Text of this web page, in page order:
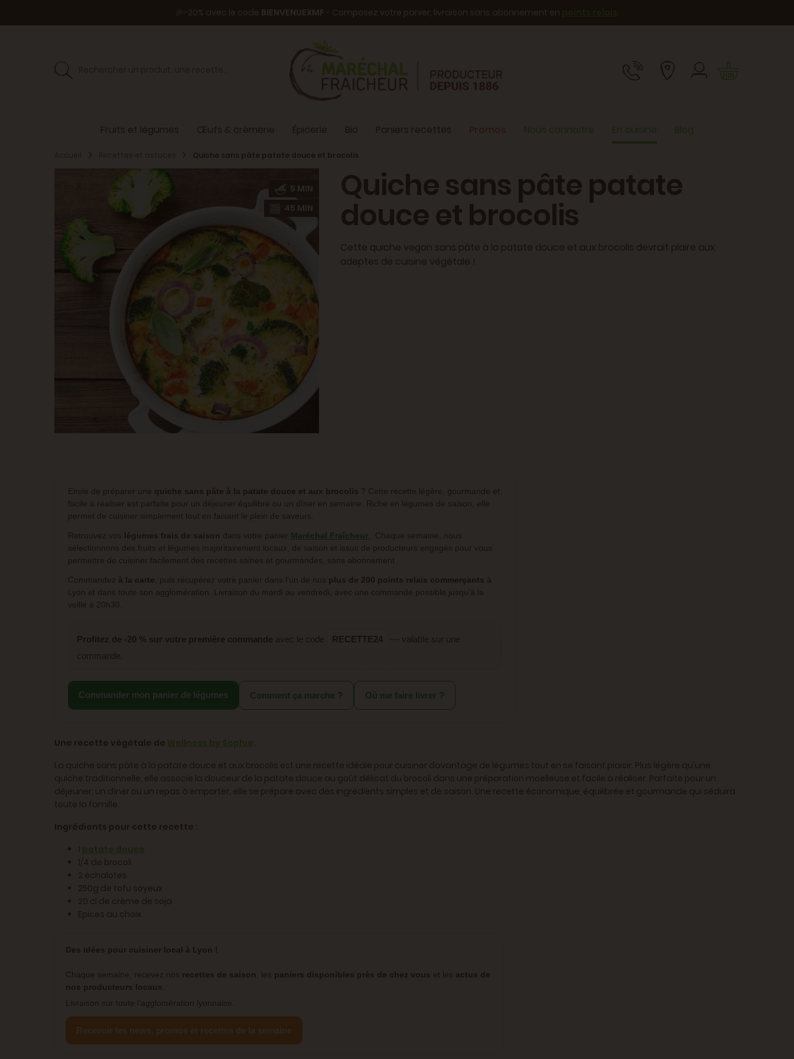
🎉-20% avec le code BIENVENUEXMF - Composez votre panier, livraison sans abonnement en .
Fruits et légumes Œufs & crèmerie Épicerie Bio Paniers recettes Nous connaître En cuisine Blog
Quiche sans pâte patate douce et brocolis
5 MIN
45 MIN
Quiche sans pâte patate
douce et brocolis
Cette quiche vegan sans pâte à la patate douce et aux brocolis devrait plaire aux
adeptes de cuisine végétale !
Envie de préparer une quiche sans pâte à la patate douce et aux brocolis ? Cette recette légère, gourmande et
facile à réaliser est parfaite pour un déjeuner équilibré ou un dîner en semaine. Riche en légumes de saison, elle
permet de cuisiner simplement tout en faisant le plein de saveurs.
Retrouvez vos légumes frais de saison dans votre panier Maréchal Fraîcheur
. Chaque semaine, nous
sélectionnons des fruits et légumes majoritairement locaux, de saison et issus de producteurs engagés pour vous
permettre de cuisiner facilement des recettes saines et gourmandes, sans abonnement.
Commandez à la carte , puis récupérez votre panier dans l'un de nos plus de 200 points relais commerçants à
Lyon et dans toute son agglomération. Livraison du mardi au vendredi, avec une commande possible jusqu'à la
veille à 20h30.
Profitez de -20 % sur votre première commande avec le code RECETTE24
— valable sur une
commande.
Commander mon panier de légumes Comment ça marche ? Où me faire livrer ?
Une recette végétale de Wellness by Sophie.
La quiche sans pâte à la patate douce et aux brocolis est une recette idéale pour cuisiner davantage de légumes tout en se faisant plaisir. Plus légère qu'une
quiche traditionnelle, elle associe la douceur de la patate douce au goût délicat du brocoli dans une préparation moelleuse et facile à réaliser. Parfaite pour un
déjeuner, un dîner ou un repas à emporter, elle se prépare avec des ingrédients simples et de saison. Une recette économique, équilibrée et gourmande qui séduira
toute la famille.
Ingrédients pour cette recette :
1 patate douce
1/4 de brocoli
2 échalotes
250g de tofu soyeux
20 cl de crème de soja
Epices au choix
Des idées pour cuisiner local à Lyon !
Chaque semaine, recevez nos recettes de saison , les paniers disponibles près de chez vous et les actus de
nos producteurs locaux
Livraison sur toute l’agglomération lyonnaise.
Recevoir les news, promos et recettes de la semaine